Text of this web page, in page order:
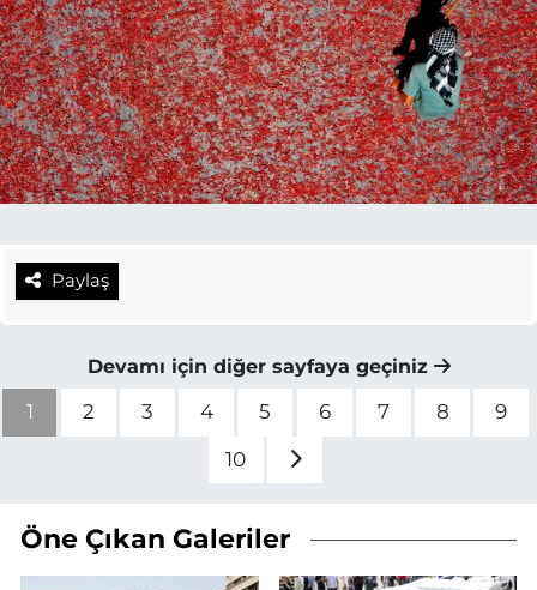
Paylaş
Devamı için diğer sayfaya geçiniz
1 2 3 4 5 6 7 8
9
10
Öne Çıkan Galeriler